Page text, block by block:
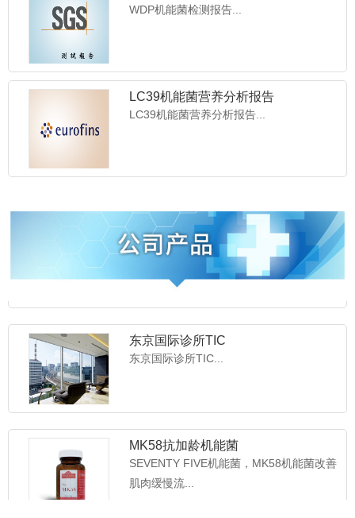
WDP机能菌检测报告...
LC39机能菌营养分析报告
LC39机能菌营养分析报告...
香港亚韩国际医疗机构涉外托管
SAKAI干细胞治疗
东京细胞诊所TCC
东京细胞诊所TCC...
东京国际诊所TIC
东京国际诊所TIC...
MK58抗加龄机能菌
SEVENTY FIVE机能菌，MK58机能菌改善